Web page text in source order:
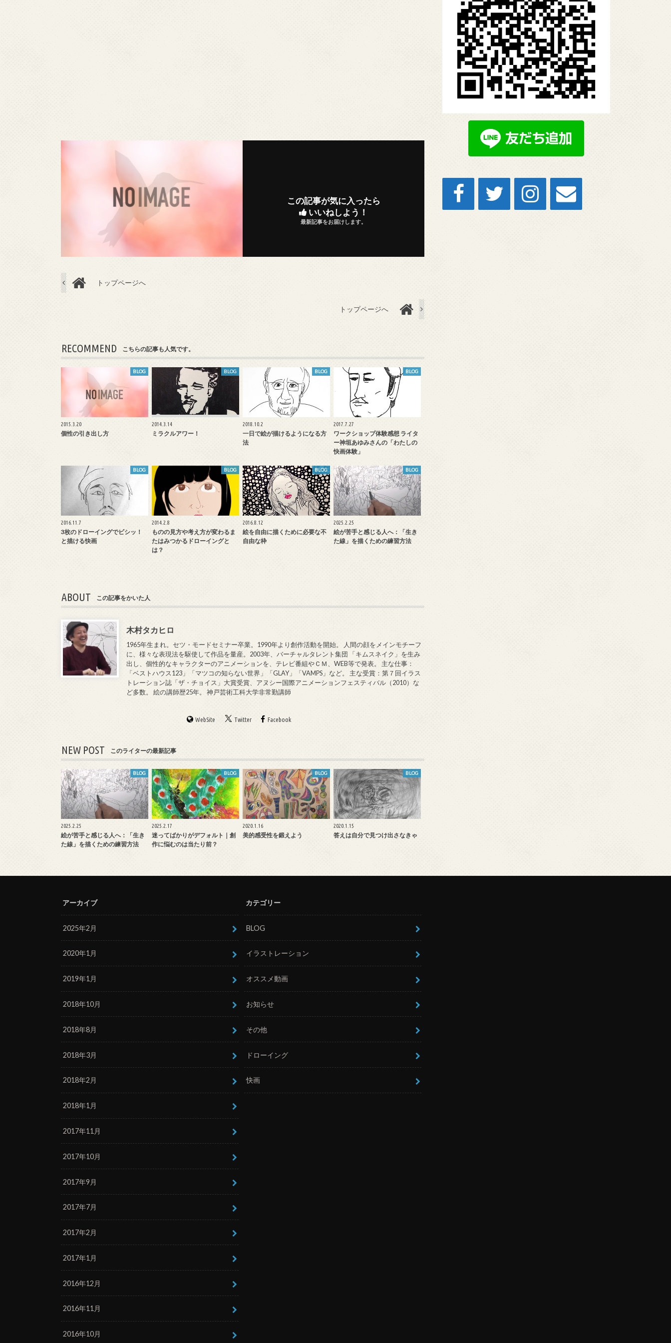
この記事が気に入ったら
いいねしよう！
最新記事をお届けします。
トップページへ
トップページへ
RECOMMEND こちらの記事も人気です。
BLOG
2015.3.20
個性の引き出し方
BLOG
2014.3.14
ミラクルアワー！
BLOG
2018.10.2
一日で絵が描けるようになる方
法
BLOG
2017.7.27
ワークショップ体験感想 ライタ
ー神垣あゆみさんの「わたしの
快画体験」
BLOG
2016.11.7
3枚のドローイングでビシッ！
と描ける快画
BLOG
2014.2.8
ものの見方や考え方が変わるま
たはみつかるドローイングと
は？
BLOG
2016.8.12
絵を自由に描くために必要な不
自由な枠
BLOG
2025.2.25
絵が苦手と感じる人へ：「生き
た線」を描くための練習方法
ABOUT この記事をかいた人
木村タカヒロ
1965年生まれ。セツ・モードセミナー卒業。1990年より創作活動を開始。 人間の顔をメインモチーフ
に、様々な表現法を駆使して作品を量産。2003年、バーチャルタレント集団 「キムスネイク」を生み
出し、個性的なキャラクターのアニメーションを、テレビ番組やＣＭ、WEB等で発表。 主な仕事：
「ベストハウス123」「マツコの知らない世界」「GLAY」「VAMPS」など。 主な受賞：第７回イラス
トレーション誌「ザ・チョイス」大賞受賞、アヌシー国際アニメーションフェスティバル（2010）な
ど多数。 絵の講師歴25年。 神戸芸術工科大学非常勤講師
WebSite Twitter Facebook
NEW POST このライターの最新記事
BLOG
2025.2.25
絵が苦手と感じる人へ：「生き
た線」を描くための練習方法
BLOG
2025.2.17
迷ってばかりがデフォルト｜創
作に悩むのは当たり前？
BLOG
2020.1.16
美的感受性を鍛えよう
BLOG
2020.1.15
答えは自分で見つけ出さなきゃ
アーカイブ
2025年2月
2020年1月
2019年1月
2018年10月
2018年8月
2018年3月
2018年2月
2018年1月
2017年11月
2017年10月
2017年9月
2017年7月
2017年2月
2017年1月
2016年12月
2016年11月
2016年10月
カテゴリー
BLOG
イラストレーション
オススメ動画
お知らせ
その他
ドローイング
快画